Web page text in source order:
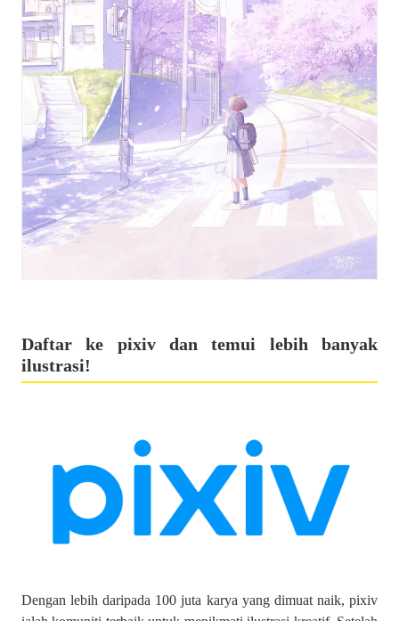
Daftar ke pixiv dan temui lebih banyak
ilustrasi!
Dengan lebih daripada 100 juta karya yang dimuat naik, pixiv